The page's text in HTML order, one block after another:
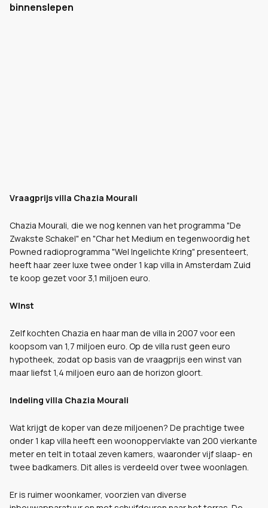
binnenslepen
Vraagprijs villa Chazia Mourali
Chazia Mourali, die we nog kennen van het programma "De
Zwakste Schakel" en "Char het Medium en tegenwoordig het
Powned radioprogramma "Wel Ingelichte Kring" presenteert,
heeft haar zeer luxe twee onder 1 kap villa in Amsterdam Zuid
te koop gezet voor 3,1 miljoen euro.
WInst
Zelf kochten Chazia en haar man de villa in 2007 voor een
koopsom van 1,7 miljoen euro. Op de villa rust geen euro
hypotheek, zodat op basis van de vraagprijs een winst van
maar liefst 1,4 miljoen euro aan de horizon gloort.
Indeling villa Chazia Mourali
Wat krijgt de koper van deze miljoenen? De prachtige twee
onder 1 kap villa heeft een woonoppervlakte van 200 vierkante
meter en telt in totaal zeven kamers, waaronder vijf slaap- en
twee badkamers. Dit alles is verdeeld over twee woonlagen.
Er is ruimer woonkamer, voorzien van diverse